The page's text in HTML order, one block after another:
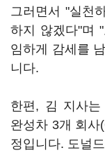
그러면서 "실천
하지 않겠다"며
임하게 감세를
니다.
한편, 김 지사는
완성차 3개 회사
정입니다. 도널